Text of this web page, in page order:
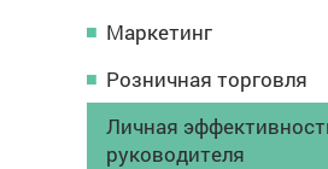
Маркетинг
Розничная торговля
Личная
руководителя